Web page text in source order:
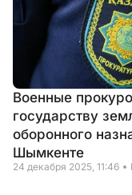
Военные
государству
оборонного
Шымкенте
24 декабря 2025, 11:46